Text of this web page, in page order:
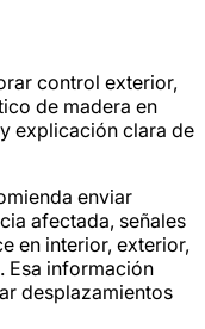
control exterior,
de madera en
explicación clara de
enviar
afectada, señales
en interior, exterior,
Esa información
desplazamientos